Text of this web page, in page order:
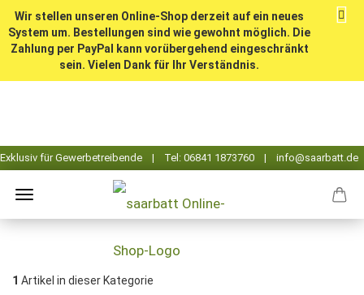
Wir stellen unseren Online-Shop derzeit auf ein neues
System um. Bestellungen sind wie gewohnt möglich. Die
Zahlung per PayPal kann vorübergehend eingeschränkt
sein. Vielen Dank für Ihr Verständnis.
1 Artikel in dieser Kategorie